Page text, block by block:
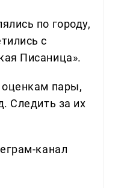
по городу,
с
Писаница».
оценкам пары,
Следить за их
канал